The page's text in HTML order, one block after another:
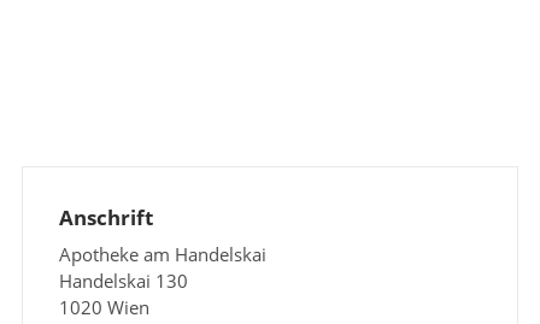
Anschrift
Apotheke am Handelskai
Handelskai 130
1020 Wien